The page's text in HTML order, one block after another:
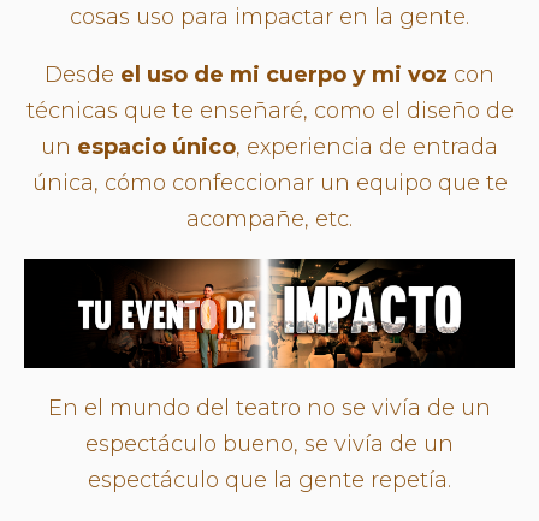
cosas uso para impactar en la gente.
Desde el uso de mi cuerpo y mi voz con
técnicas que te enseñaré, como el diseño de
un espacio único, experiencia de entrada
única, cómo confeccionar un equipo que te
acompañe, etc.
En el mundo del teatro no se vivía de un
espectáculo bueno, se vivía de un
espectáculo que la gente repetía.